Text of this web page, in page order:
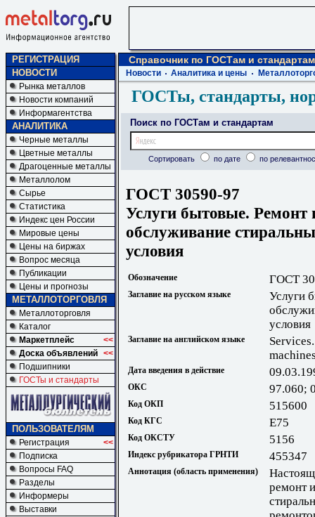
РЕГИСТРАЦИЯ
НОВОСТИ
Рынка металлов
Новости компаний
Информагентства
АНАЛИТИКА
Черные металлы
Цветные металлы
Драгоценные металлы
Металлолом
Сырье
Статистика
Индекс цен России
Мировые цены
Цены на биржах
Вопрос месяца
Публикации
Цены и прогнозы
МЕТАЛЛОТОРГОВЛЯ
Металлоторговля
Каталог
Маркетплейс
<<
Доска объявлений <<
Подшипники
ГОСТы и стандарты
ПОЛЬЗОВАТЕЛЯМ
Регистрация
<<
Подписка
Вопросы FAQ
Разделы
Информеры
Выставки
Справочник по ГОСТам и стандартам
Новости Аналитика и цены
ГОСТы, стандарты,
Поиск по ГОСТам и стандартам
Сортировать по дате по
ГОСТ 30590-97
Услуги бытовые. Ремонт
обслуживание
условия
Обозначение ГОСТ
Заглавие на русском языке
Услуги
условия
Заглавие на английском языке
Дата введения в действие
ОКС 97.060;
Код ОКП 515600
Код КГС Е75
Код ОКСТУ 5156
Индекс рубрикатора ГРНТИ 455347
Аннотация (область применения)
ремонт